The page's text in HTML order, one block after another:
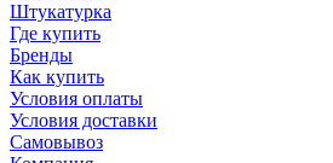
Штукатурка
Где купить
Бренды
Как купить
Условия оплаты
Условия доставки
Самовывоз